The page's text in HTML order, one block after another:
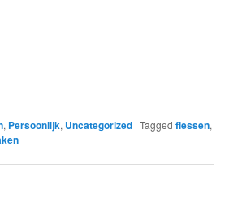
, Persoonlijk, Uncategorized |Tagged flessen,